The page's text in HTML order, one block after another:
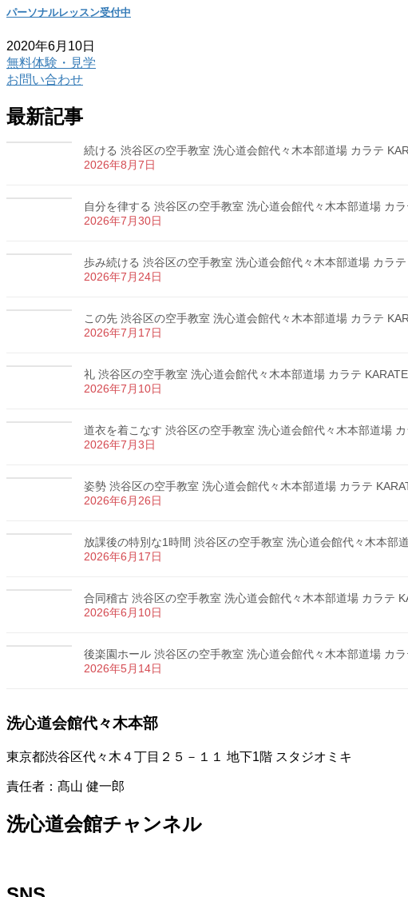
パーソナルレッスン受付中
2020年6月10日
無料体験・見学
お問い合わせ
最新記事
続ける 渋谷区の空手教室 洗心道会館代々木本部道場 カラテ
2026年8月7日
自分を律する 渋谷区の空手教室 洗心道会館代々木本部道場 カ
2026年7月30日
歩み続ける 渋谷区の空手教室 洗心道会館代々木本部道場 カラテ
2026年7月24日
この先 渋谷区の空手教室 洗心道会館代々木本部道場 カラテ
2026年7月17日
礼 渋谷区の空手教室 洗心道会館代々木本部道場 カラテ KARATE
2026年7月10日
道衣を着こなす 渋谷区の空手教室 洗心道会館代々木本部道場
2026年7月3日
姿勢 渋谷区の空手教室 洗心道会館代々木本部道場 カラテ
2026年6月26日
放課後の特別な1時間 渋谷区の空手教室 洗心道会館代々木本部
2026年6月17日
合同稽古 渋谷区の空手教室 洗心道会館代々木本部道場 カラテ
2026年6月10日
後楽園ホール 渋谷区の空手教室 洗心道会館代々木本部道場 カ
2026年5月14日
洗心道会館代々木本部
東京都渋谷区代々木４丁目２５－１１ 地下1階 スタジオミキ
責任者：髙山 健一郎
洗心道会館チャンネル